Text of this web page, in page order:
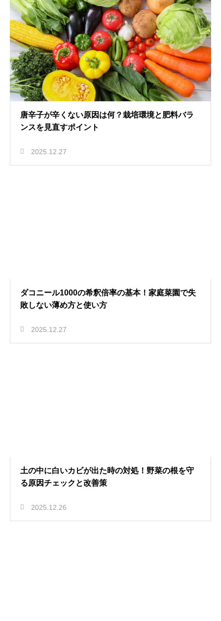
唐辛子が辛くない原因は何？栽培環境と肥料バラ
ンスを見直すポイント
2025.12.27
ダコニール1000の希釈倍率の基本！家庭菜園で失
敗しない薄め方と使い方
2025.12.27
土の中に白いカビが出た時の対処！野菜の根を守
る原因チェックと改善策
2025.12.26